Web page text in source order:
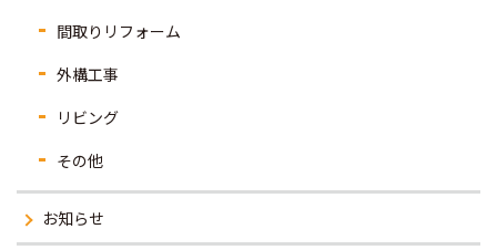
間取りリフォーム
外構工事
リビング
その他
お知らせ